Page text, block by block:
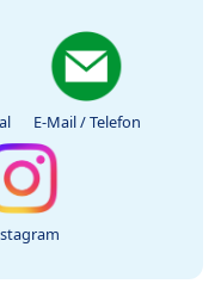
E-Mail / Telefon